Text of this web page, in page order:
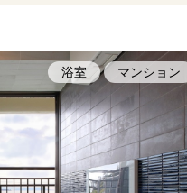
浴室 マンション